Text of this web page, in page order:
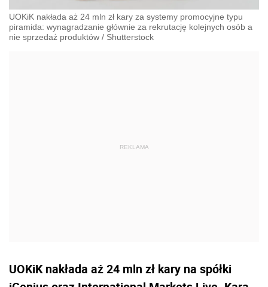
UOKiK nakłada aż 24 mln zł kary za systemy promocyjne typu
piramida: wynagradzanie głównie za rekrutację kolejnych osób a
nie sprzedaż produktów / Shutterstock
UOKiK nakłada aż 24 mln zł kary na spółki